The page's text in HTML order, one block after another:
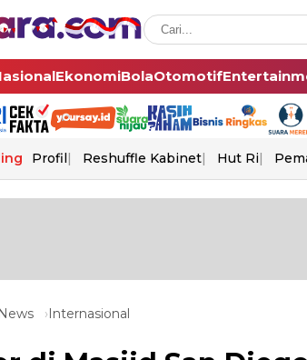
EkonomiBolaOtomotif
Profil Reshuffle Kabinet Hut Ri
News Internasional